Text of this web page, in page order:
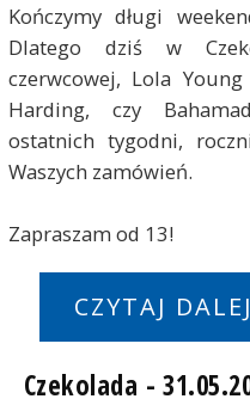
Kończymy długi
Dlatego dziś w
czerwcowej, Lola
Harding, czy
ostatnich tygodni,
Waszych zamówień.
Zapraszam od 13!
CZYTAJ DALEJ
Czekolada -